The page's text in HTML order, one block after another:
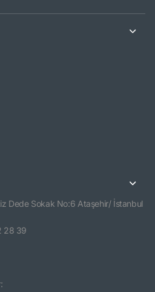
Dede Sokak No:6 Ataşehir/ İstanbul
28 39